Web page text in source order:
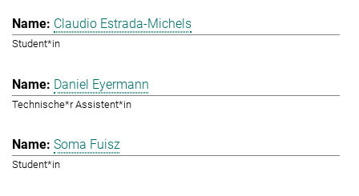
Claudio Estrada-Michels
Student*in
Daniel Eyermann
Technische*r Assistent*in
Soma Fuisz
Student*in